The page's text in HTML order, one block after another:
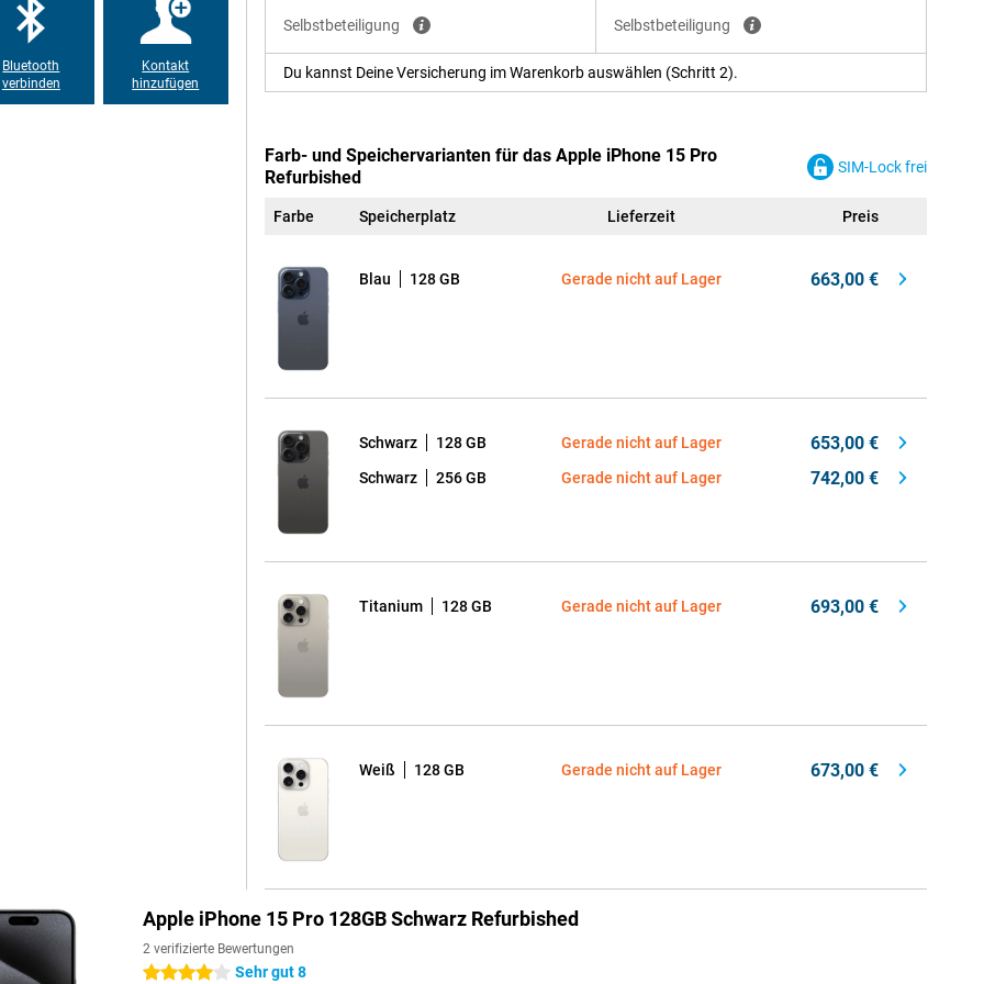
Spiele laufen flüssig.
täglichen Gebrauch sofort
kannst bis zu 23 Stunden lang
Bluetooth
verbinden
Kontakt
hinzufügen
Selbstbeteiligung Selbstbeteiligung
Du kannst Deine Versicherung im Warenkorb auswählen (Schritt 2).
Farb- und Speichervarianten für das Apple iPhone 15 Pro
Refurbished
SIM-Lock frei
Farbe Speicherplatz Lieferzeit Preis
Blau 128 GB Gerade nicht auf Lager 663,00 €
Schwarz 128 GB Gerade nicht auf Lager 653,00 €
Schwarz 256 GB Gerade nicht auf Lager 742,00 €
Titanium 128 GB Gerade nicht auf Lager 693,00 €
Weiß 128 GB Gerade nicht auf Lager 673,00 €
Apple iPhone 15 Pro 128GB Schwarz Refurbished
2 verifizierte Bewertungen
4 SterneSehr gut 8